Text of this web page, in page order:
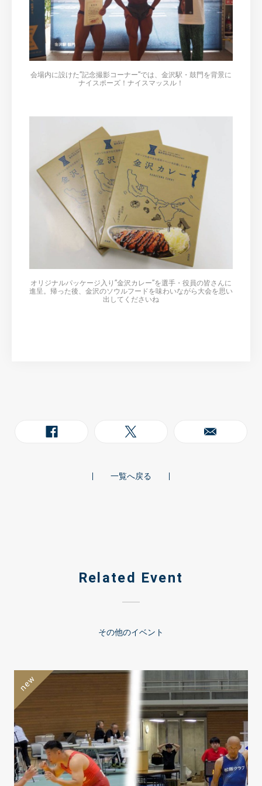
会場内に設けた”記念撮影コーナー”では、金沢駅・鼓門を背景に
ナイスポーズ！ナイスマッスル！
オリジナルパッケージ入り”金沢カレー”を選手・役員の皆さんに
進呈。帰った後、金沢のソウルフードを味わいながら大会を思い
出してくださいね
一覧へ戻る
Related Event
その他のイベント